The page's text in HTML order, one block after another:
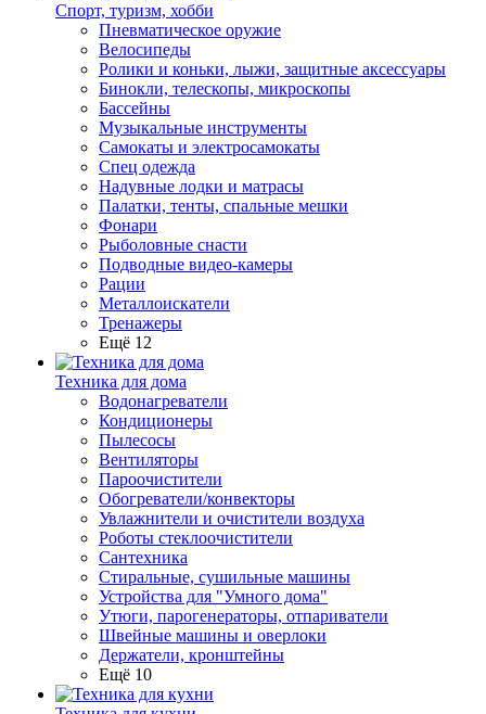
Спорт, туризм, хобби
Пневматическое оружие
Велосипеды
Ролики и коньки, лыжи, защитные аксессуары
Бинокли, телескопы, микроскопы
Бассейны
Музыкальные инструменты
Самокаты и электросамокаты
Спец одежда
Надувные лодки и матрасы
Палатки, тенты, спальные мешки
Фонари
Рыболовные снасти
Подводные видео-камеры
Рации
Металлоискатели
Тренажеры
Ещё 12
Техника для дома
Водонагреватели
Кондиционеры
Пылесосы
Вентиляторы
Пароочистители
Обогреватели/конвекторы
Увлажнители и очистители воздуха
Роботы стеклоочистители
Сантехника
Стиральные, сушильные машины
Устройства для "Умного дома"
Утюги, парогенераторы, отпариватели
Швейные машины и оверлоки
Держатели, кронштейны
Ещё 10